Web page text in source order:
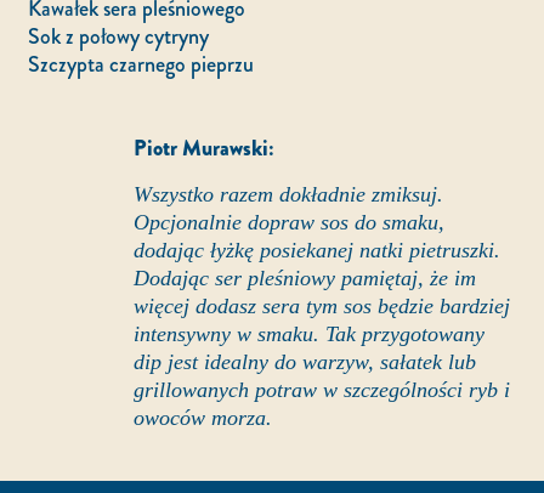
Kawałek sera pleśniowego
Sok z połowy cytryny
Szczypta czarnego pieprzu
Piotr Murawski:
Wszystko razem dokładnie zmiksuj.
Opcjonalnie dopraw sos do smaku,
dodając łyżkę posiekanej natki pietruszki.
Dodając ser pleśniowy pamiętaj, że im
więcej dodasz sera tym sos będzie bardziej
intensywny w smaku. Tak przygotowany
dip jest idealny do warzyw, sałatek lub
grillowanych potraw w szczególności ryb i
owoców morza.